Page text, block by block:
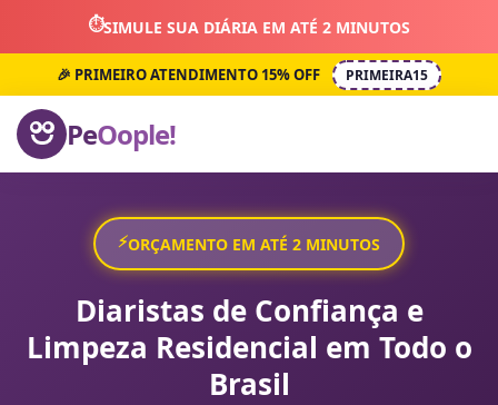
⏱️SIMULE SUA DIÁRIA EM ATÉ 2 MINUTOS
🎉 PRIMEIRO ATENDIMENTO 15% OFF PRIMEIRA15
PeOople!
⚡ORÇAMENTO EM ATÉ 2 MINUTOS
Diaristas de Confiança e
Limpeza Residencial em Todo o
Brasil